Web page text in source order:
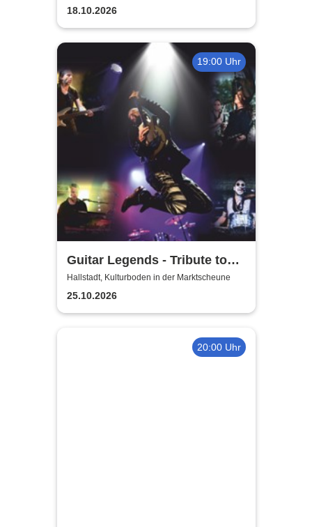
und Leben
18.10.2026
19:00 Uhr
Guitar Legends - Tribute to
Greatest Guitar-Hits
Hallstadt, Kulturboden in der Marktscheune
25.10.2026
20:00 Uhr